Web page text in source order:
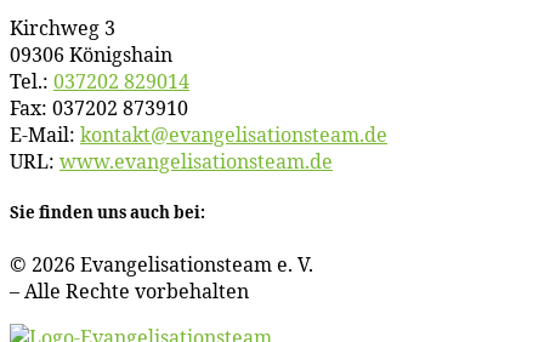
Kirch­weg 3
09306 Königshain
Tel.: 037202 829014
Fax: 037202 873910
E‑Mail: kontakt@​evangelisationsteam.​de
URL: www​.evan​ge​li​sa​ti​ons​team​.de
Sie fin­den uns auch bei:
© 2026 Evan­ge­li­sa­ti­ons­team e. V.
– Al­le Rech­te vorbehalten